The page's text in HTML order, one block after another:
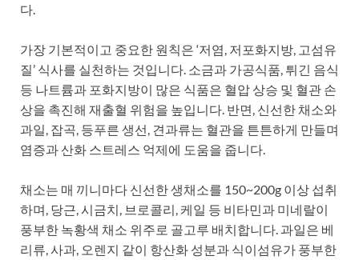
다.
가장 기본적이고 중요한 원칙은 ‘저염, 저포화지방, 고섬유
질’ 식사를 실천하는 것입니다. 소금과 가공식품, 튀긴 음식
등 나트륨과 포화지방이 많은 식품은 혈압 상승 및 혈관 손
상을 촉진해 재출혈 위험을 높입니다. 반면, 신선한 채소와
과일, 잡곡, 등푸른 생선, 견과류는 혈관을 튼튼하게 만들며
염증과 산화 스트레스 억제에 도움을 줍니다.
채소는 매 끼니마다 신선한 생채소를 150~200g 이상 섭취
하며, 당근, 시금치, 브로콜리, 케일 등 비타민과 미네랄이
풍부한 녹황색 채소 위주로 골고루 배치합니다. 과일은 베
리류, 사과, 오렌지 같이 항산화 성분과 식이섬유가 풍부한